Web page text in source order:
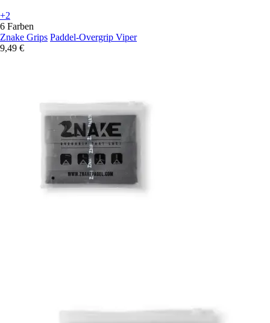
+2
6 Farben
Znake Grips Paddel-Overgrip Viper
9,49 €